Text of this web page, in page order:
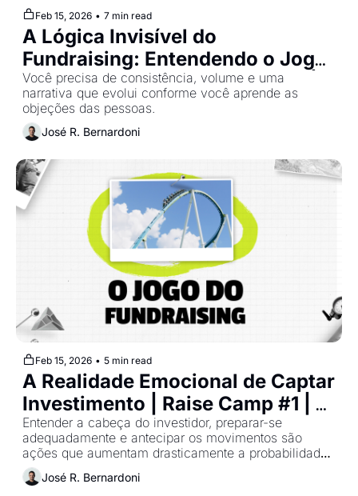
Feb 15, 2026 • 7 min read
A Lógica Invisível do
Fundraising: Entendendo o Jogo
do Investidor - Raise Camp #2 |
Cohort 2
Você precisa de consistência, volume e uma
narrativa que evolui conforme você aprende as
objeções das pessoas.
José R. Bernardoni
Feb 15, 2026 • 5 min read
A Realidade Emocional de Captar
Investimento | Raise Camp #1 |
Cohort 2
Entender a cabeça do investidor, preparar-se
adequadamente e antecipar os movimentos são
ações que aumentam drasticamente a probabilidade
de sucesso.
José R. Bernardoni